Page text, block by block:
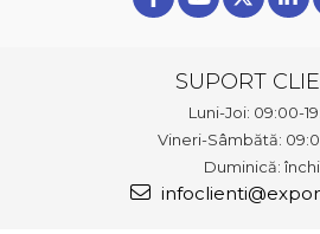
SUPORT
Luni-Joi: 09:00-
Vineri-Sâmbătă:
Duminică: